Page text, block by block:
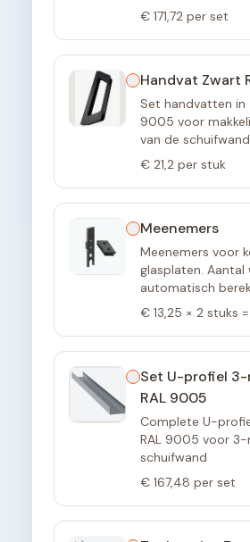
€ 171,72 per set
Handvat Zwart
Set handvatten in
9005 voor
van de
€ 21,2 per stuk
Meenemers
Meenemers voor
glasplaten. Aantal
automatisch
€ 13,25 × 2 stuks =
Set U-profiel
RAL 9005
Complete U-
RAL 9005 voor 3-
schuifwand
€ 167,48 per set